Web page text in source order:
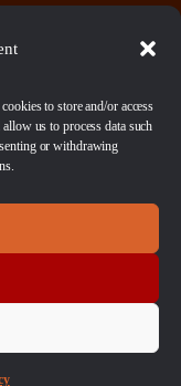
to store and/or access
us to process data such
or withdrawing